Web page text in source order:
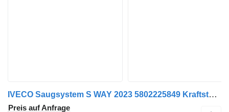
IVECO Saugsystem S WAY 2023 5802225849 Kraftstoffstandsensor für LKW
Preis auf Anfrage